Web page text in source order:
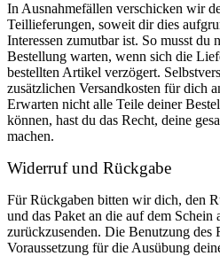
In Ausnahmefällen verschicken wir
Teillieferungen, soweit dir dies
Interessen zumutbar ist. So musst du
Bestellung warten, wenn sich die
bestellten Artikel verzögert.
zusätzlichen Versandkosten für dich
Erwarten nicht alle Teile deiner
können, hast du das Recht, deine
machen.
Widerruf und Rückgabe
Für Rückgaben bitten wir dich, den
und das Paket an die auf dem Schein
zurückzusenden. Die Benutzung des
Voraussetzung für die Ausübung